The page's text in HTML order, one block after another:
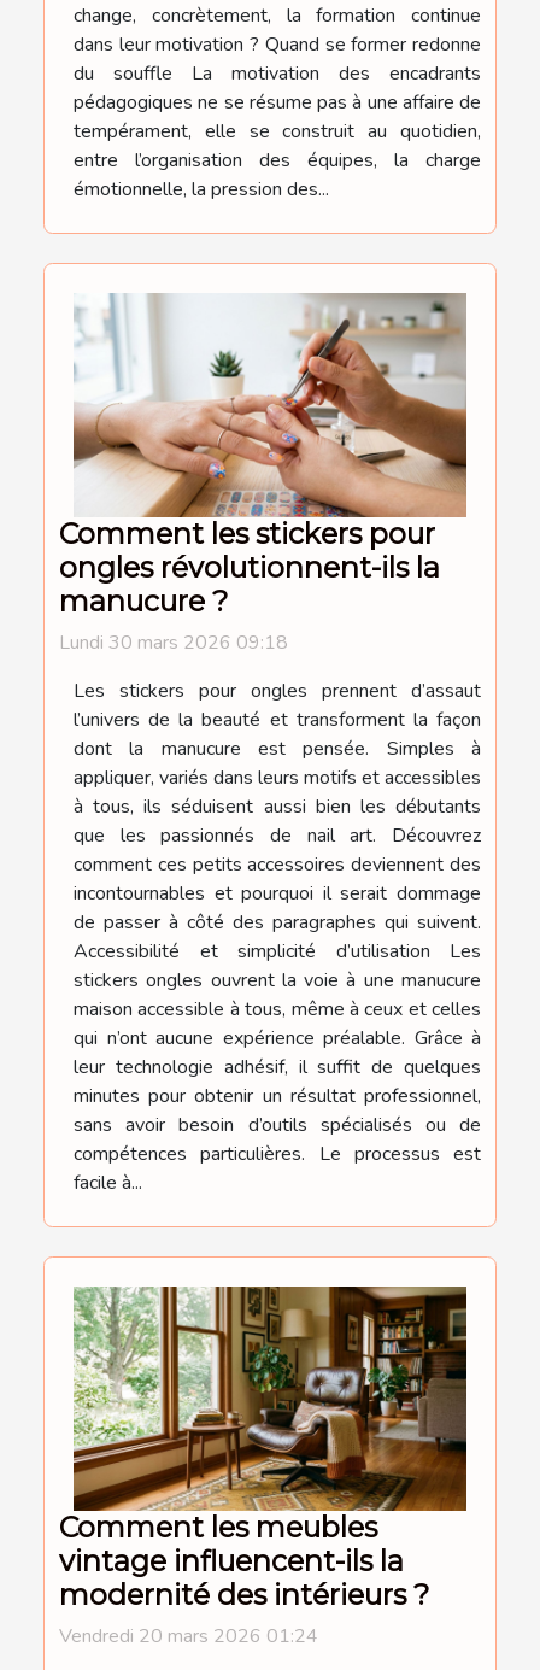
change, concrètement, la formation continue
dans leur motivation ? Quand se former redonne
du souffle La motivation des encadrants
pédagogiques ne se résume pas à une affaire de
tempérament, elle se construit au quotidien,
entre l’organisation des équipes, la charge
émotionnelle, la pression des...
Comment les stickers pour
ongles révolutionnent-ils la
manucure ?
Lundi 30 mars 2026 09:18
Les stickers pour ongles prennent d’assaut
l’univers de la beauté et transforment la façon
dont la manucure est pensée. Simples à
appliquer, variés dans leurs motifs et accessibles
à tous, ils séduisent aussi bien les débutants
que les passionnés de nail art. Découvrez
comment ces petits accessoires deviennent des
incontournables et pourquoi il serait dommage
de passer à côté des paragraphes qui suivent.
Accessibilité et simplicité d’utilisation Les
stickers ongles ouvrent la voie à une manucure
maison accessible à tous, même à ceux et celles
qui n’ont aucune expérience préalable. Grâce à
leur technologie adhésif, il suffit de quelques
minutes pour obtenir un résultat professionnel,
sans avoir besoin d’outils spécialisés ou de
compétences particulières. Le processus est
facile à...
Comment les meubles
vintage influencent-ils la
modernité des intérieurs ?
Vendredi 20 mars 2026 01:24